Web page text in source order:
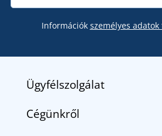
Információk személyes
Ügyfélszolgálat
Kapcsolat
Cégünkről